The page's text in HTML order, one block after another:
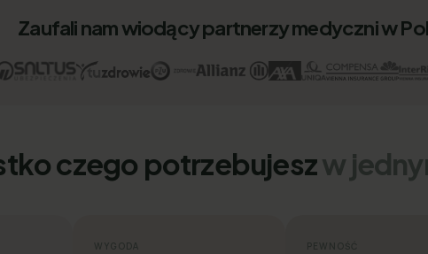
Zaufali nam wiodący partnerzy medyczni w
czego potrzebujeszw
WYGODA